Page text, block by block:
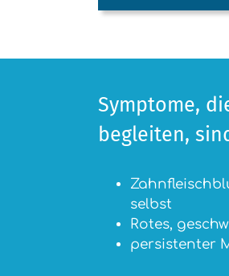
Symptome,
begleiten,
selbst
Rotes,
persistenter